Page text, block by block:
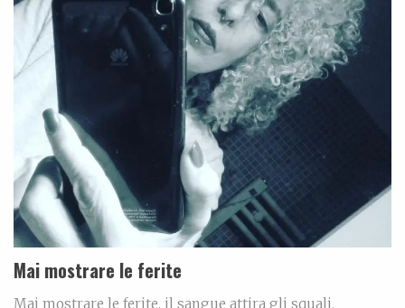
Mai mostrare le ferite
Mai mostrare le ferite, il sangue attira gli squali.